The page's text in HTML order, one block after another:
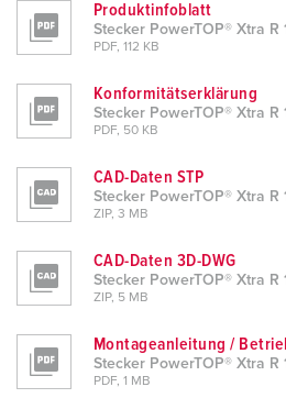
Produktinfoblatt
Stecker PowerTOP® Xtra R
PDF, 112 KB
Konformitätserklärung
Stecker PowerTOP® Xtra R
PDF, 50 KB
CAD-Daten STP
Stecker PowerTOP® Xtra R
ZIP, 3 MB
CAD-Daten 3D-DWG
Stecker PowerTOP® Xtra R
ZIP, 5 MB
Montageanleitung /
Stecker PowerTOP® Xtra R
PDF, 1 MB